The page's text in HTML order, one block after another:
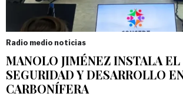
Radio medio noticias
MANOLO JIMÉNEZ INSTALA EL
SEGURIDAD Y DESARROLLO
CARBONÍFERA